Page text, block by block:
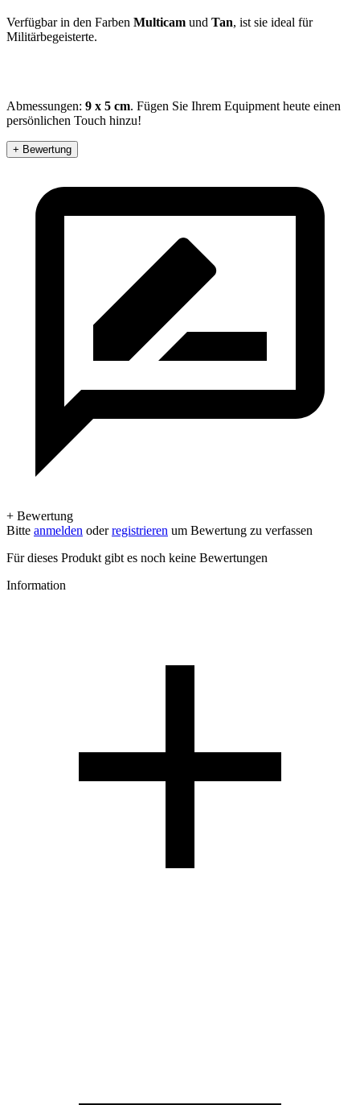
Verfügbar in den Farben Multicam und Tan, ist sie ideal für
Militärbegeisterte.
Abmessungen: 9 x 5 cm. Fügen Sie Ihrem Equipment heute einen
persönlichen Touch hinzu!
+ Bewertung
+ Bewertung
Bitte anmelden oderregistrieren um Bewertung zu verfassen
Für dieses Produkt gibt es noch keine Bewertungen
Information